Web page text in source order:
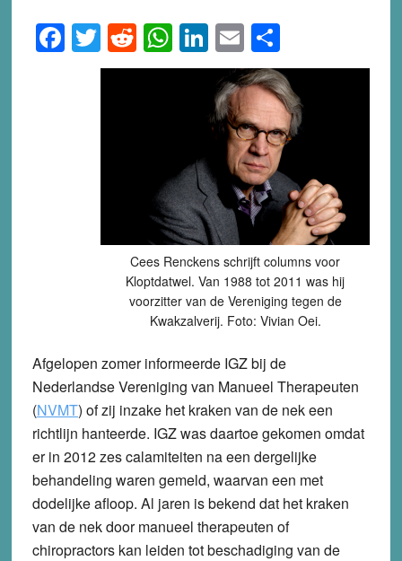
Facebook
Twitter
Reddit
WhatsApp
LinkedIn
EmailShare
Cees Renckens schrijft columns voor
Kloptdatwel. Van 1988 tot 2011 was hij
voorzitter van de Vereniging tegen de
Kwakzalverij. Foto: Vivian Oei.
Afgelopen zomer informeerde IGZ bij de
Nederlandse Vereniging van Manueel Therapeuten
(NVMT) of zij inzake het kraken van de nek een
richtlijn hanteerde. IGZ was daartoe gekomen omdat
er in 2012 zes calamiteiten na een dergelijke
behandeling waren gemeld, waarvan een met
dodelijke afloop. Al jaren is bekend dat het kraken
van de nek door manueel therapeuten of
chiropractors kan leiden tot beschadiging van de